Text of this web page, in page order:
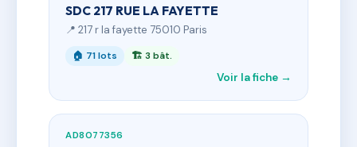
SDC 217 RUE LA FAYETTE
📍 217 r la fayette 75010 Paris
🏠 71 lots 🏗 3 bât.
Voir la fiche →
AD8077356